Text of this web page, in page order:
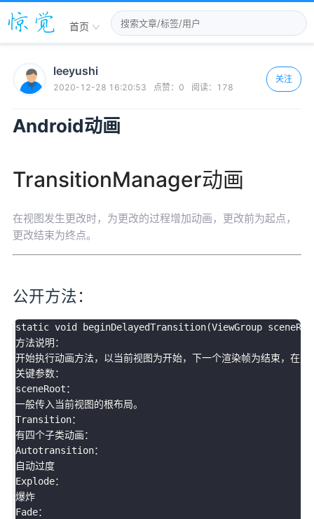
首页
leeyushi
2020-12-28 16:20:53 点赞： 0 阅读： 178
关注
Android动画
TransitionManager动画
在视图发生更改时，为更改的过程增加动画，更改前为起点，
更改结束为终点。
公开方法：
static void beginDelayedTransition(ViewGroup
方法说明：
开始执行动画方法，以当前视图为开始，下一个渲染帧为结束，在
关键参数：
sceneRoot：
一般传入当前视图的根布局。
Transition：
有四个子类动画：
Autotransition：
自动过度
Explode：
爆炸
Fade：